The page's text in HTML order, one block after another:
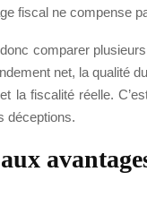
fiscal ne compense
comparer
net, la qualité
la fiscalité réelle.
déceptions.